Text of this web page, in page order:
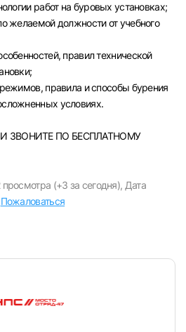
работ на буровых установках;
желаемой должности от учебного
правил технической
правила и способы бурения
условиях.
ЗВОНИТЕ ПО БЕСПЛАТНОМУ
просмотра (+3 за сегодня), Дата
Пожаловаться